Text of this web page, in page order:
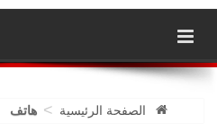
الصفحة الرئيسية > هاتف